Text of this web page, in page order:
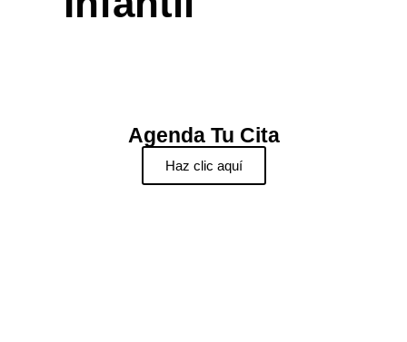
Agenda Tu Cita
Haz clic aquí